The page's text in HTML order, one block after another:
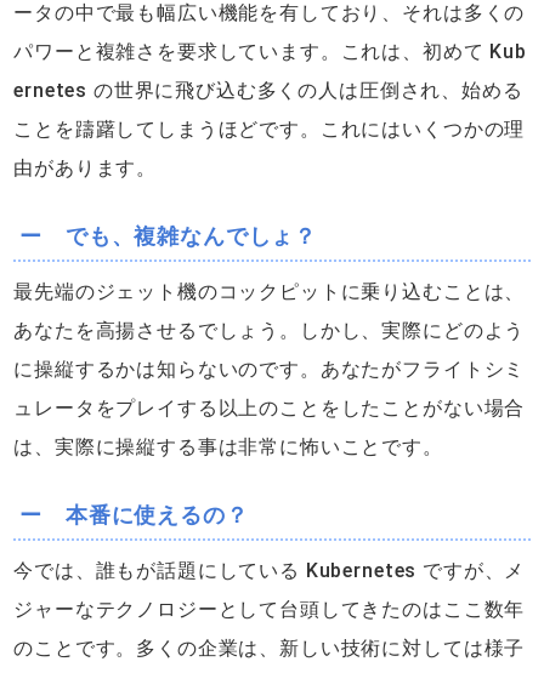
ータの中で最も幅広い機能を有しており、それは多くの
パワーと複雑さを要求しています。これは、初めて Kub
ernetes の世界に飛び込む多くの人は圧倒され、始める
ことを躊躇してしまうほどです。これにはいくつかの理
由があります。
ー でも、複雑なんでしょ？
最先端のジェット機のコックピットに乗り込むことは、
あなたを高揚させるでしょう。しかし、実際にどのよう
に操縦するかは知らないのです。あなたがフライトシミ
ュレータをプレイする以上のことをしたことがない場合
は、実際に操縦する事は非常に怖いことです。
ー 本番に使えるの？
今では、誰もが話題にしている Kubernetes ですが、メ
ジャーなテクノロジーとして台頭してきたのはここ数年
のことです。多くの企業は、新しい技術に対しては様子